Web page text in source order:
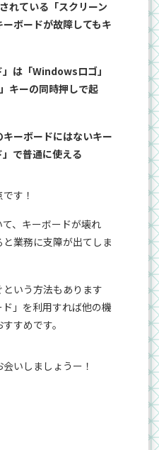
れている「スクリーン
ボードが故障してもキ
は「Windowsロゴ」
キーの同時押しで起
ーボードにはないキー
で普通に使える
す！
、キーボードが壊れ
業務に支障が出てしま
いう方法もあります
」を利用すれば他の機
すめです。
いしましょうー！